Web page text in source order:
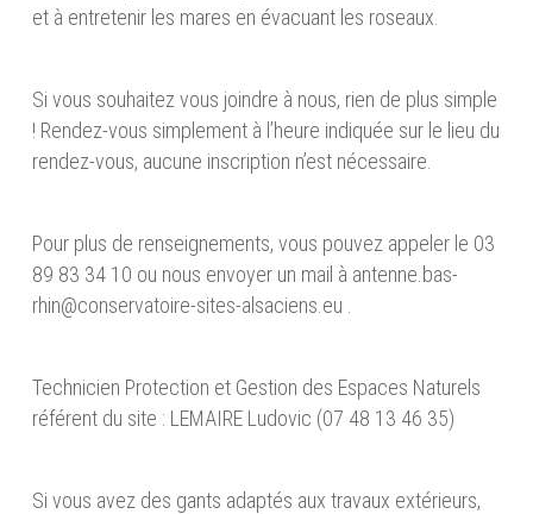
et à entretenir les mares en évacuant les roseaux.
Si vous souhaitez vous joindre à nous, rien de plus simple
! Rendez-vous simplement à l’heure indiquée sur le lieu du
rendez-vous, aucune inscription n’est nécessaire.
Pour plus de renseignements, vous pouvez appeler le 03
89 83 34 10 ou nous envoyer un mail à antenne.bas-
rhin@conservatoire-sites-alsaciens.eu .
Technicien Protection et Gestion des Espaces Naturels
référent du site : LEMAIRE Ludovic (07 48 13 46 35)
Si vous avez des gants adaptés aux travaux extérieurs,